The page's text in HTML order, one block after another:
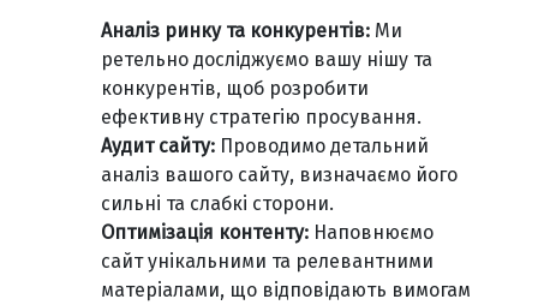
Аналіз ринку та конкурентів: Ми
ретельно досліджуємо вашу нішу та
конкурентів, щоб розробити
ефективну стратегію просування.
Аудит сайту: Проводимо детальний
аналіз вашого сайту, визначаємо його
сильні та слабкі сторони.
Оптимізація контенту: Наповнюємо
сайт унікальними та релевантними
матеріалами, що відповідають вимогам